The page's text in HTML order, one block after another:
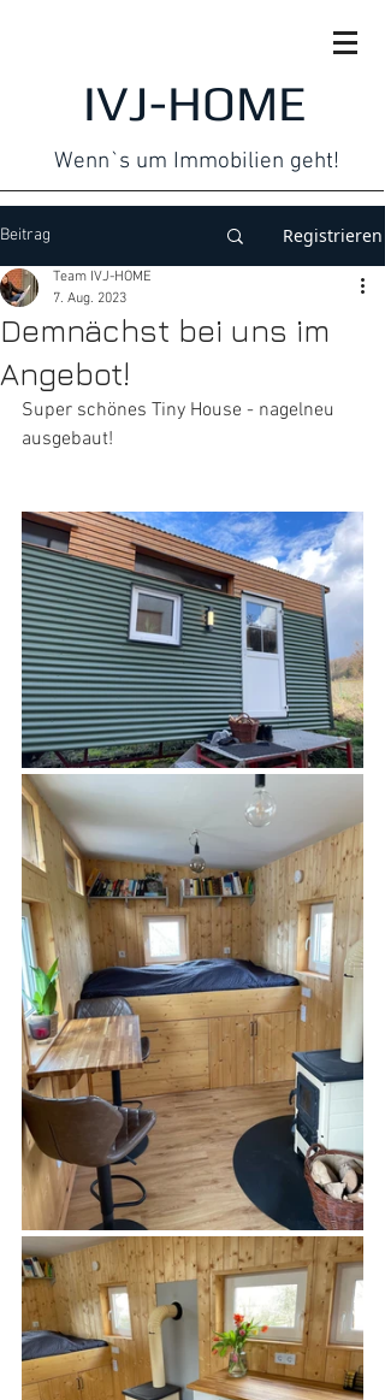
IVJ-HOME
Wenn`s um Immobilien geht!
Beitrag Registrieren
Demnächst bei uns im
Angebot!
Team IVJ-HOME
7. Aug. 2023
Super schönes Tiny House - nagelneu
ausgebaut!